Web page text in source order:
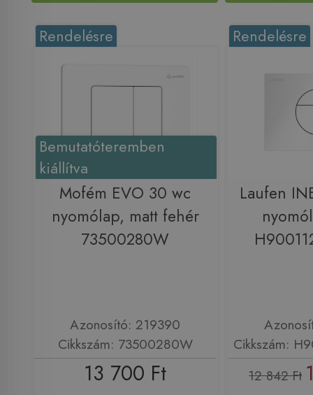
Bemutatóteremben
kiállítva
Rendelésre
Mofém EVO 30 wc
nyomólap, matt fehér
73500280W
Azonosító: 219390
Cikkszám: 73500280W
13 700 Ft
Rendelésre
Laufen
Cikkszám:
12 842 Ft